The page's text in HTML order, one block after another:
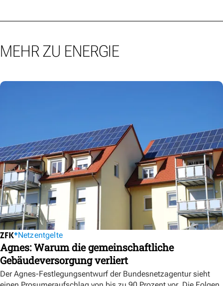
MEHR ZU ENERGIE
Netzentgelte
Agnes: Warum die gemeinschaftliche
Gebäudeversorgung verliert
Der Agnes-Festlegungsentwurf der Bundesnetzagentur sieht